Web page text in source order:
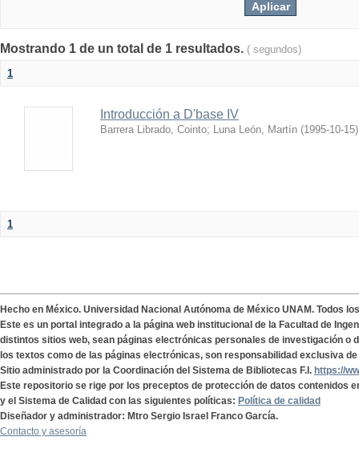
Mostrando 1 de un total de 1 resultados. ( segundos)
1
Introducción a D'base IV
Barrera Librado, Cointo; Luna León, Martín (1995-10-15)
1
Hecho en México. Universidad Nacional Autónoma de México UNAM. Todos
Este es un portal integrado a la página web institucional de la Facultad de
distintos sitios web, sean páginas electrónicas personales de investigación o
los textos como de las páginas electrónicas, son responsabilidad exclusiva
Sitio administrado por la Coordinación del Sistema de Bibliotecas F.I. https://
Este repositorio se rige por los preceptos de protección de datos contenidos
y el Sistema de Calidad con las siguientes políticas: Política de calidad
Diseñador y administrador: Mtro Sergio Israel Franco García.
Contacto y asesoría